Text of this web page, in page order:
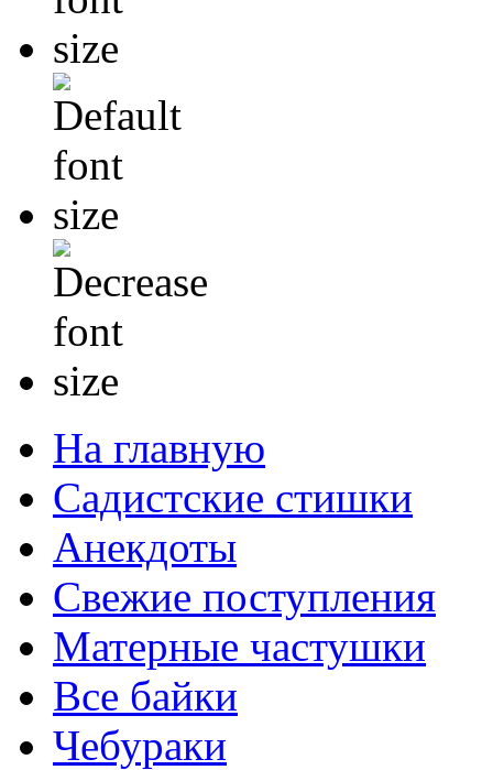
На главную
Садистские стишки
Анекдоты
Свежие поступления
Матерные частушки
Все байки
Чебураки